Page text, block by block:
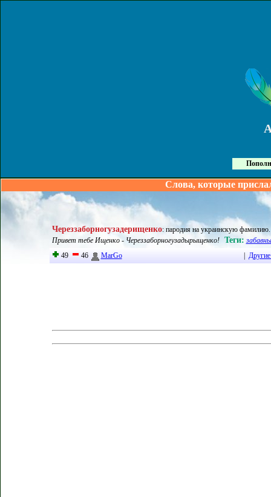
Слова, которые
Череззаборногузадерищенко: пародия на украинскую фамилию
Привет тебе Ищенко - Череззаборногузадырыщенко!
Теги:
49
46 MarGo